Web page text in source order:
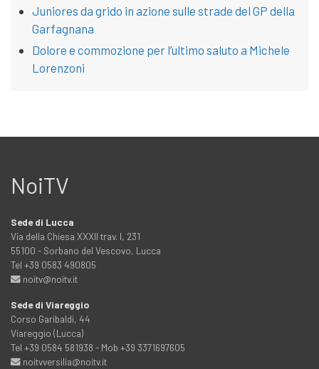
Juniores da grido in azione sulle strade del GP della
Garfagnana
Dolore e commozione per l’ultimo saluto a Michele
Lorenzoni
NoiTV
Sede di Lucca
Via della Chiesa XXXII trav. I, 231
55100 - Sorbano del Vescovo, Lucca
Tel +39 0583 490805
noitv@noitv.it
Sede di Viareggio
Corso Garibaldi, 44
Viareggio (Lucca)
Tel +39 0584 581938 - Mob +39 3371697605
noitvversilia@noitv.it